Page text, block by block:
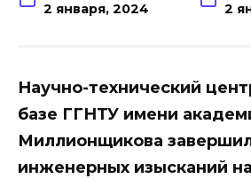
2 января, 2024 2
Научно-технический
базе ГГНТУ имени
Миллионщикова
инженерных изысканий